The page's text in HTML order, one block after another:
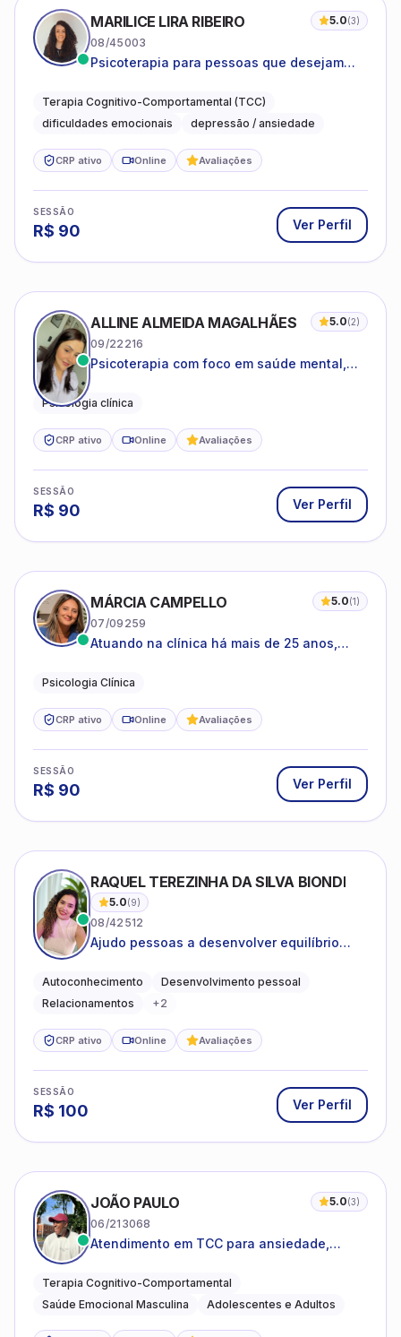
MARILICE LIRA RIBEIRO 5.0(3)
08/45003
Psicoterapia para pessoas que desejam
dificuldades do dia a dia
Terapia Cognitivo-Comportamental (TCC)
dificuldades emocionais
depressão / ansiedade
CRP ativo Online Avaliações
SESSÃO
R$ 90 Ver Perfil
ALLINE ALMEIDA MAGALHÃES 5.0(2)
09/22216
Psicoterapia com foco em saúde mental,
adolescentes e adultos.
Psicologia clínica
CRP ativo Online Avaliações
SESSÃO
R$ 90 Ver Perfil
MÁRCIA CAMPELLO 5.0(1)
07/09259
Atuando na clínica há mais de 25 anos,
estruturas, com experiência em
Psicologia Clínica
CRP ativo Online Avaliações
SESSÃO
R$ 90 Ver Perfil
RAQUEL TEREZINHA DA SILVA BIONDI
5.0(9)
08/42512
Ajudo pessoas a desenvolver equilíbrio
Autoconhecimento
Desenvolvimento pessoal
Relacionamentos
+2
CRP ativo Online Avaliações
SESSÃO
R$ 100 Ver Perfil
JOÃO PAULO 5.0(3)
06/213068
Atendimento em TCC para ansiedade,
emocional
Terapia Cognitivo-Comportamental
Saúde Emocional Masculina
Adolescentes e Adultos